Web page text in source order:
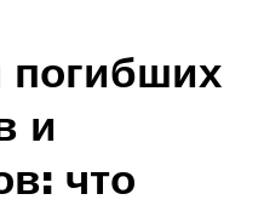
погибших
и
что